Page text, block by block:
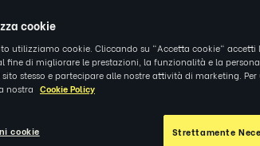
cookie
utilizziamo cookie. Cliccando su "Accetta cookie" accetti
fine di migliorare le prestazioni, la funzionalità e la
stesso e partecipare alle nostre attività di marketing.
nostra Cookie Policy
Strettamente
cookie